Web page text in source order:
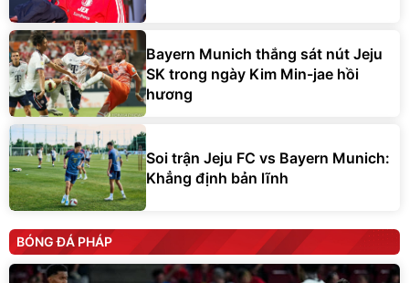
Bayern Munich thắng sát nút Jeju
SK trong ngày Kim Min-jae hồi
hương
Soi trận Jeju FC vs Bayern Munich:
Khẳng định bản lĩnh
BÓNG ĐÁ PHÁP